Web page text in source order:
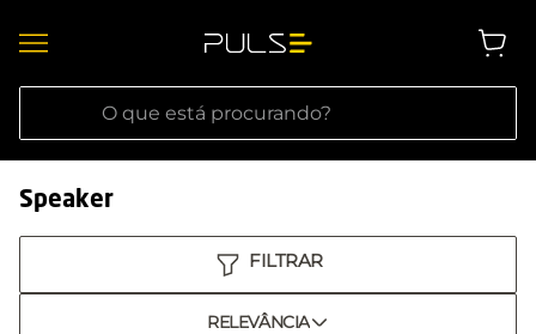
O que está procurando?
Speaker
RELEVÂNCIA